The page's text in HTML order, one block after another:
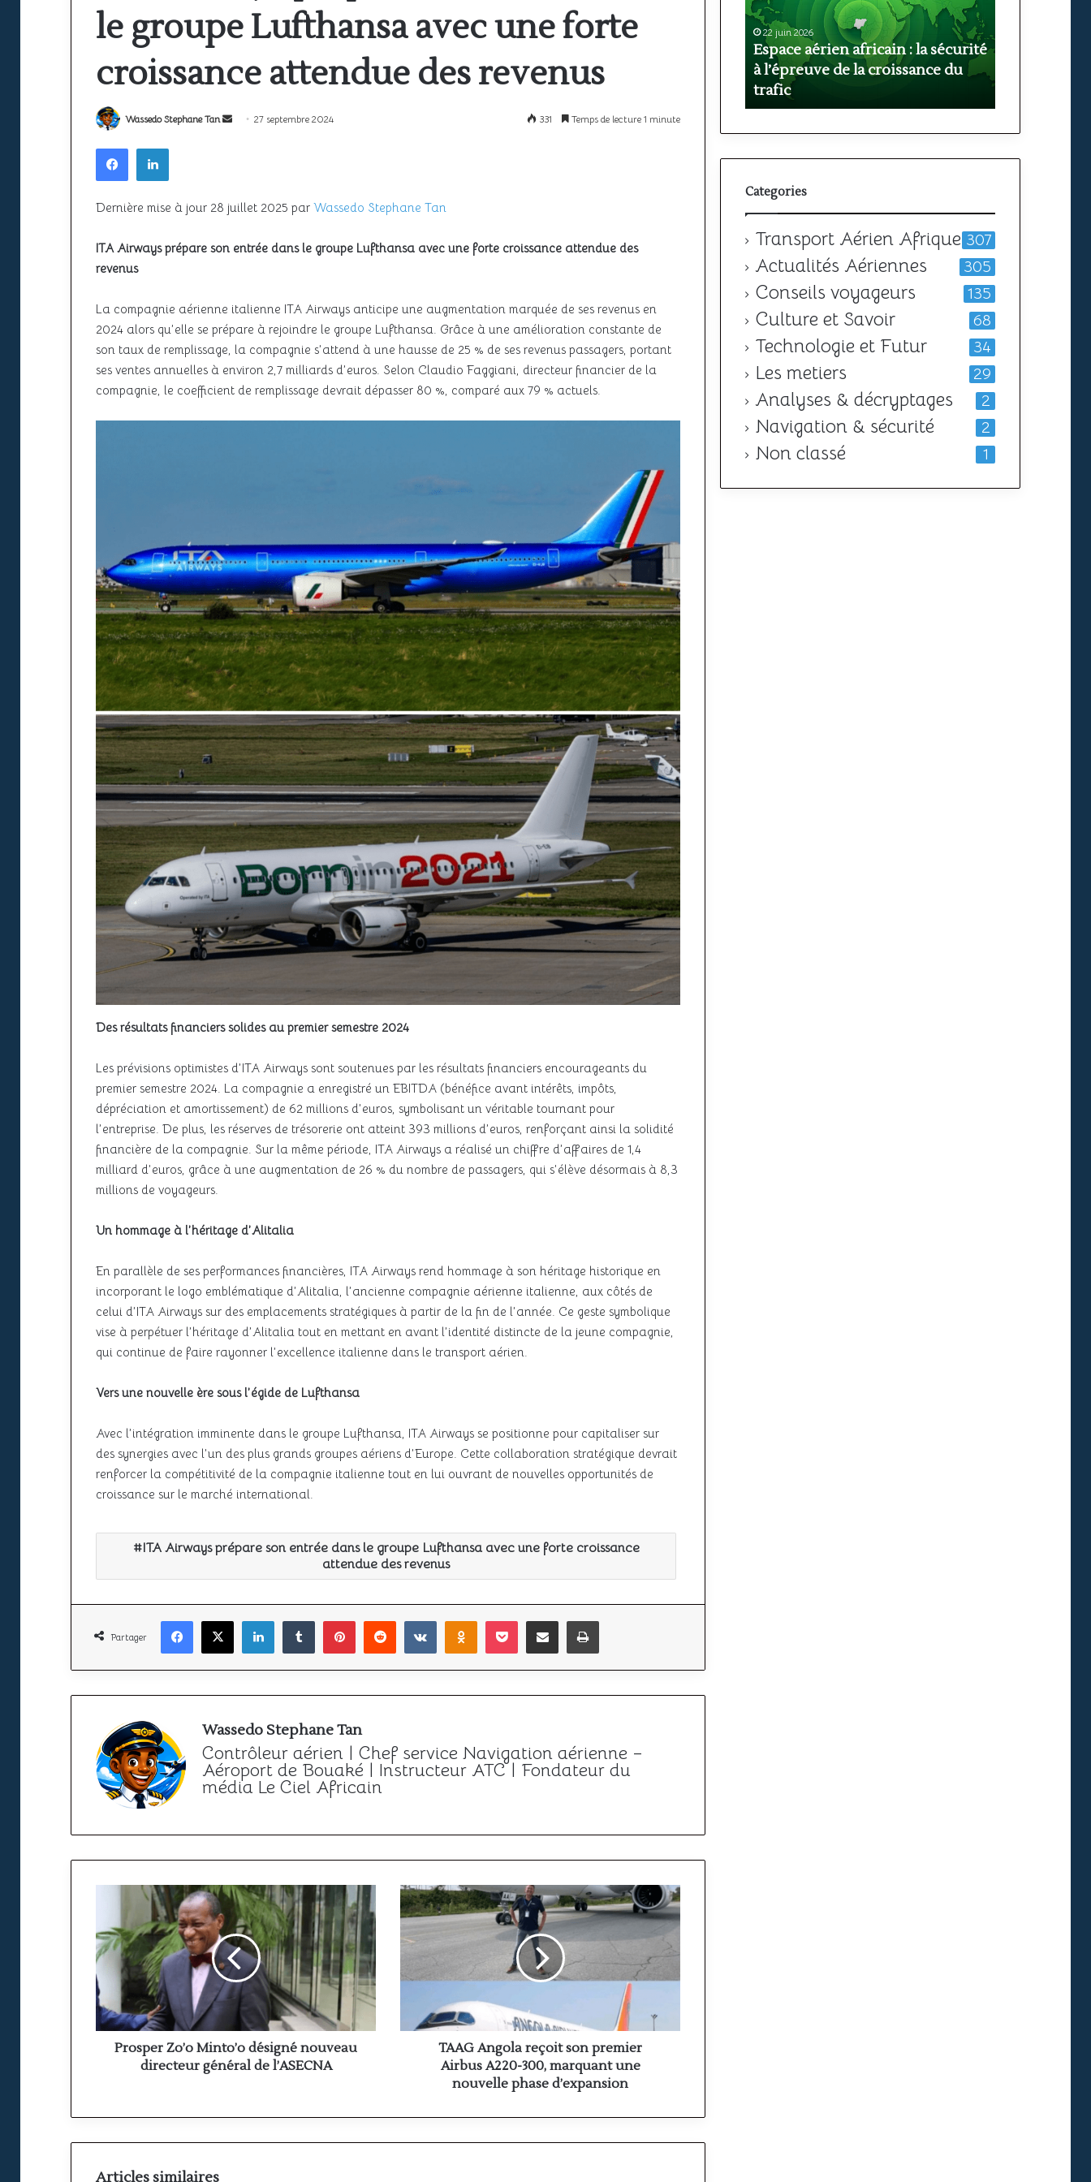
le groupe Lufthansa avec une forte
croissance attendue des revenus
Wassedo Stephane Tan
Envoyer27 septembre 2024 331 Temps de lecture 1 minute
FacebookLinkedin
Dernière mise à jour 28 juillet 2025 par Wassedo Stephane Tan
ITA Airways prépare son entrée dans le groupe Lufthansa avec une forte croissance attendue des
revenus
La compagnie aérienne italienne ITA Airways anticipe une augmentation marquée de ses revenus en
2024 alors qu’elle se prépare à rejoindre le groupe Lufthansa. Grâce à une amélioration constante de
son taux de remplissage, la compagnie s’attend à une hausse de 25 % de ses revenus passagers, portant
ses ventes annuelles à environ 2,7 milliards d’euros. Selon Claudio Faggiani, directeur financier de la
compagnie, le coefficient de remplissage devrait dépasser 80 %, comparé aux 79 % actuels.
Des résultats financiers solides au premier semestre 2024
Les prévisions optimistes d’ITA Airways sont soutenues par les résultats financiers encourageants du
premier semestre 2024. La compagnie a enregistré un EBITDA (bénéfice avant intérêts, impôts,
dépréciation et amortissement) de 62 millions d’euros, symbolisant un véritable tournant pour
l’entreprise. De plus, les réserves de trésorerie ont atteint 393 millions d’euros, renforçant ainsi la solidité
financière de la compagnie. Sur la même période, ITA Airways a réalisé un chiffre d’affaires de 1,4
milliard d’euros, grâce à une augmentation de 26 % du nombre de passagers, qui s’élève désormais à 8,3
millions de voyageurs.
Un hommage à l’héritage d’Alitalia
En parallèle de ses performances financières, ITA Airways rend hommage à son héritage historique en
incorporant le logo emblématique d’Alitalia, l’ancienne compagnie aérienne italienne, aux côtés de
celui d’ITA Airways sur des emplacements stratégiques à partir de la fin de l’année. Ce geste symbolique
vise à perpétuer l’héritage d’Alitalia tout en mettant en avant l’identité distincte de la jeune compagnie,
qui continue de faire rayonner l’excellence italienne dans le transport aérien.
Vers une nouvelle ère sous l’égide de Lufthansa
Avec l’intégration imminente dans le groupe Lufthansa, ITA Airways se positionne pour capitaliser sur
des synergies avec l’un des plus grands groupes aériens d’Europe. Cette collaboration stratégique devrait
renforcer la compétitivité de la compagnie italienne tout en lui ouvrant de nouvelles opportunités de
croissance sur le marché international.
ITA Airways prépare son entrée dans le groupe Lufthansa avec une forte croissance
attendue des revenus
Partager
Facebook
X LinkedinTumblrPinterest
RedditVKontakteOdnoklassniki
PocketPartager par emailImprimer
Wassedo Stephane Tan
Contrôleur aérien | Chef service Navigation aérienne –
Aéroport de Bouaké | Instructeur ATC | Fondateur du
média Le Ciel Africain
Prosper
Minto’o
désigné
nouveau
directeur
général
de
l’ASECNA
Prosper Zo’o Minto’o désigné nouveau
directeur général de l’ASECNA
TAAG
Angola
reçoit
son
premier
Airbus
300,
marquant
nouvelle
TAAG Angola reçoit son premier
Airbus A220-300, marquant une
nouvelle phase d’expansion
Articles similaires
prix
et
durée
obtenir
votre
Formation PPL : étapes, prix et
durée pour obtenir votre licence
sécurité
à
de
la
croissance
22 juin 2026
à l’épreuve de la croissance du
trafic
ciel
unique
africain
peine
encore
à
décoller
22 juin 2026
SAATM : pourquoi le ciel unique
africain peine encore à décoller
:
comparatif
meilleurs
pays
Categories
Transport Aérien Afrique 307
Actualités Aériennes 305
Conseils voyageurs 135
Culture et Savoir 68
Technologie et Futur 34
Les metiers 29
Analyses & décryptages 2
Navigation & sécurité 2
Non classé 1